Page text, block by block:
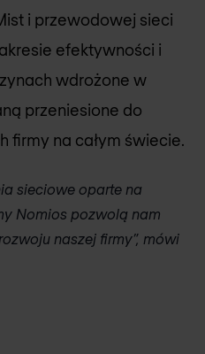
i przewodowej sieci
efektywności i
wdrożone w
przeniesione do
firmy na całym świecie.
sieciowe oparte na
Nomios pozwolą nam
naszej firmy”, mówi